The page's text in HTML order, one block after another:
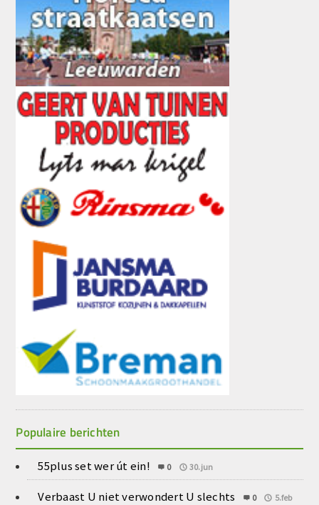
Populaire berichten
55plus set wer út ein! 0 30.jun
Verbaast U niet verwondert U slechts 0 5.feb